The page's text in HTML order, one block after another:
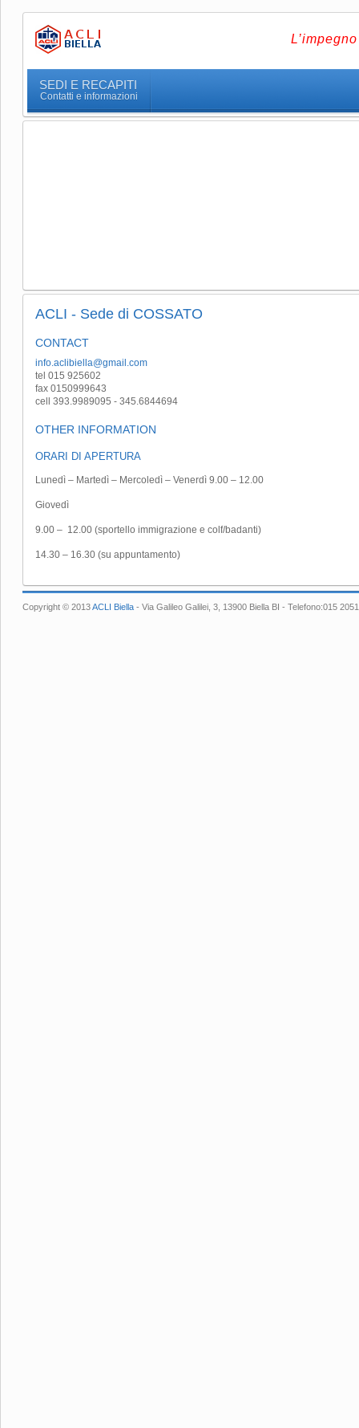
SEDI E RECAPITI
Contatti e informazioni
ACLI - Sede di COSSATO
CONTACT
info.aclibiella@gmail.com
tel 015 925602
fax 0150999643
cell 393.9989095 - 345.6844694
OTHER INFORMATION
ORARI DI APERTURA
Lunedì – Martedì – Mercoledì – Venerdì 9.00 – 12.00
Giovedì
9.00 – 12.00 (sportello immigrazione e colf/badanti)
14.30 – 16.30 (su appuntamento)
Copyright © 2013ACLI Biella - Via Galileo Galilei, 3, 13900 Biella BI - Telefono:015